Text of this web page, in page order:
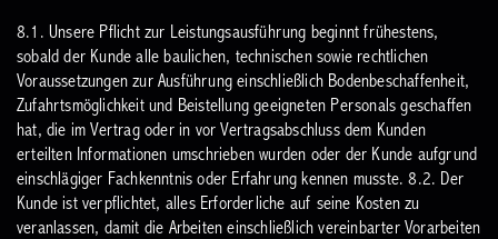
8.1. Unsere Pflicht zur Leistungsausführung beginnt frühestens,
sobald der Kunde alle baulichen, technischen sowie rechtlichen
Voraussetzungen zur Ausführung einschließlich Bodenbeschaffenheit,
Zufahrtsmöglichkeit und Beistellung geeigneten Personals geschaffen
hat, die im Vertrag oder in vor Vertragsabschluss dem Kunden
erteilten Informationen umschrieben wurden oder der Kunde aufgrund
einschlägiger Fachkenntnis oder Erfahrung kennen musste. 8.2. Der
Kunde ist verpflichtet, alles Erforderliche auf seine Kosten zu
veranlassen, damit die Arbeiten einschließlich vereinbarter Vorarbeiten